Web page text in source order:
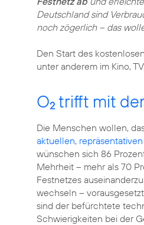
Deutschland sind
noch zögerlich – das
Den Start des
unter anderem im Kino,
O2 trifft mit
Die Menschen wollen,
aktuellen,
wünschen sich 86
Mehrheit – mehr als 70
Festnetzes
wechseln –
sind der befürchtete
Schwierigkeiten bei der